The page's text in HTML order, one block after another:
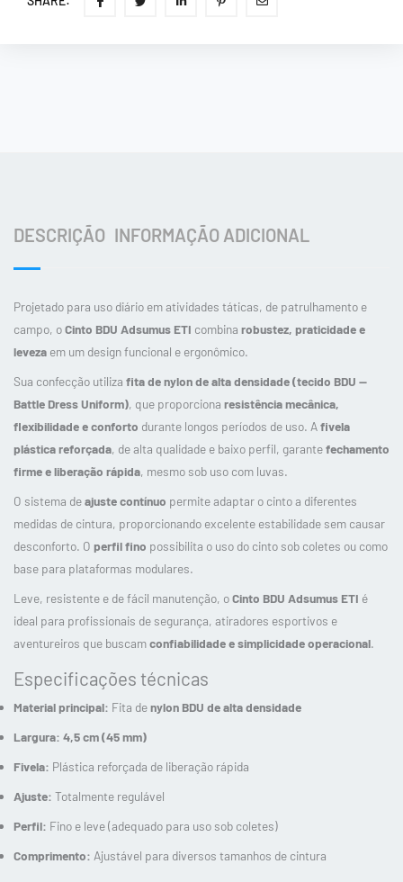
DESCRIÇÃO INFORMAÇÃO ADICIONAL
Projetado para uso diário em atividades táticas, de patrulhamento e
campo, oCinto BDU Adsumus ETI combina robustez, praticidade e
leveza em um design funcional e ergonômico.
Sua confecção utiliza fita de nylon de alta densidade (tecido BDU —
Battle Dress Uniform), que proporciona resistência mecânica,
flexibilidade e conforto durante longos períodos de uso. Afivela
plástica reforçada, de alta qualidade e baixo perfil, garantefechamento
firme e liberação rápida, mesmo sob uso com luvas.
O sistema deajuste contínuo permite adaptar o cinto a diferentes
medidas de cintura, proporcionando excelente estabilidade sem causar
desconforto. O perfil fino possibilita o uso do cinto sob coletes ou como
base para plataformas modulares.
Leve, resistente e de fácil manutenção, oCinto BDU Adsumus ETI é
ideal para profissionais de segurança, atiradores esportivos e
aventureiros que buscamconfiabilidade e simplicidade operacional.
Especificações técnicas
Material principal: Fita denylon BDU de alta densidade
Largura: 4,5 cm (45 mm)
Fivela: Plástica reforçada de liberação rápida
Ajuste: Totalmente regulável
Perfil: Fino e leve (adequado para uso sob coletes)
Comprimento: Ajustável para diversos tamanhos de cintura